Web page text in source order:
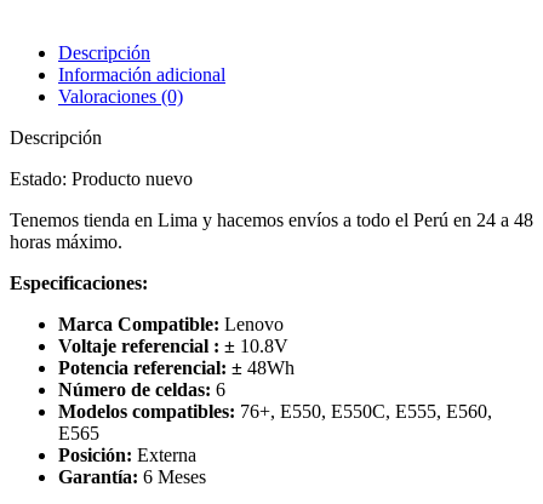
Descripción
Información adicional
Valoraciones (0)
Descripción
Estado: Producto nuevo
Tenemos tienda en Lima y hacemos envíos a todo el Perú en 24 a 48
horas máximo.
Especificaciones:
Marca Compatible: Lenovo
Voltaje referencial : ± 10.8V
Potencia referencial: ± 48Wh
Número de celdas: 6
Modelos compatibles: 76+, E550, E550C, E555, E560,
E565
Posición: Externa
Garantía: 6 Meses